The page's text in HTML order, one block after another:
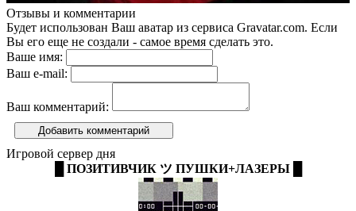
Отзывы и комментарии
Будет использован Ваш аватар из сервиса Gravatar.com. Если
Вы его еще не создали - самое время сделать это.
Ваше имя:
Ваш e-mail:
Ваш комментарий:
Добавить комментарий
Игровой сервер дня
█ ПОЗИТИВЧИК ツ ПУШКИ+ЛАЗЕРЫ █